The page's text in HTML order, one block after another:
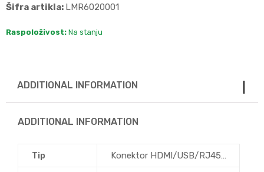
Šifra artikla: LMR6020001
Raspoloživost: Na stanju
ADDITIONAL INFORMATION
ADDITIONAL INFORMATION
Tip Konektor HDMI/USB/RJ45…